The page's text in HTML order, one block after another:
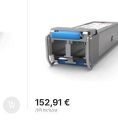
152,91€
IVA inclusa